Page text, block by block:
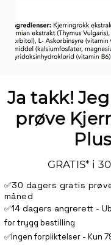
Vitamin B6:
% av
Ja takk!
prøve
GRATIS* i
✅30 dagers gratis
måned
✅14 dagers angrerett -
for trygg bestilling
✅Ingen forpliktelser - Kun